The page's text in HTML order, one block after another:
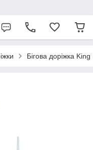
Бігова доріжка